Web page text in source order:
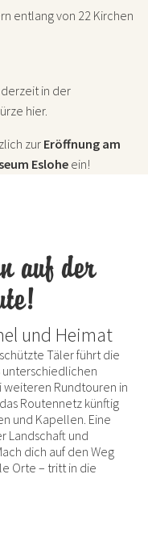
entlang von 22 Kirchen
derzeit in der
hier.
zur Eröffnung am
Eslohe ein!
auf der
und Heimat
Täler führt die
unterschiedlichen
weiteren Rundtouren in
Routennetz künftig
und Kapellen. Eine
Landschaft und
dich auf den Weg
Orte – tritt in die